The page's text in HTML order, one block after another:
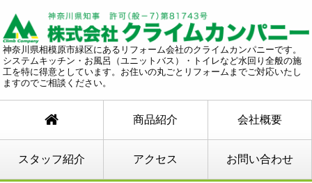
神奈川県相模原市緑区にあるリフォーム会社のクライムカンパニーです。
システムキッチン・お風呂（ユニットバス）・トイレなど水回り全般の施
工を特に得意としています。お住いの丸ごとリフォームまでご対応いたし
ますのでご相談ください。
商品紹介 会社概要
スタッフ紹介 アクセス お問い合わせ